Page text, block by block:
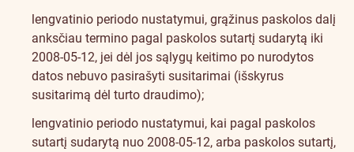
lengvatinio periodo nustatymui, grąžinus paskolos dalį
anksčiau termino pagal paskolos sutartį sudarytą iki
2008-05-12, jei dėl jos sąlygų keitimo po nurodytos
datos nebuvo pasirašyti susitarimai (išskyrus
susitarimą dėl turto draudimo);
lengvatinio periodo nustatymui, kai pagal paskolos
sutartį sudarytą nuo 2008-05-12, arba paskolos sutartį,